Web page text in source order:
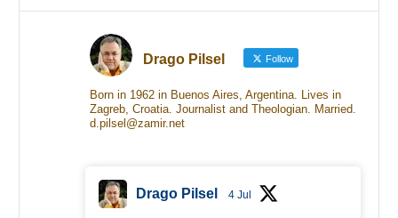
Drago Pilsel Follow
Born in 1962 in Buenos Aires, Argentina. Lives in
Zagreb, Croatia. Journalist and Theologian. Married.
d.pilsel@zamir.net
Drago Pilsel 4 Jul